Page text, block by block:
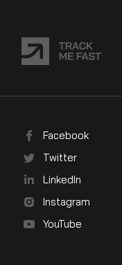
Facebook
Twitter
LinkedIn
Instagram
YouTube